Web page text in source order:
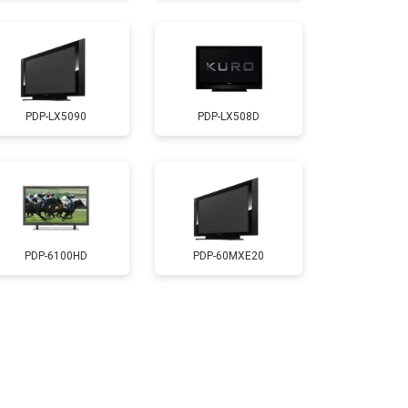
5200 ₽
3100 ₽ Заказать
5500 ₽ Заказать
3900 ₽
PDP-LX5090 PDP-LX508D
PDP-6100HD PDP-60MXE20